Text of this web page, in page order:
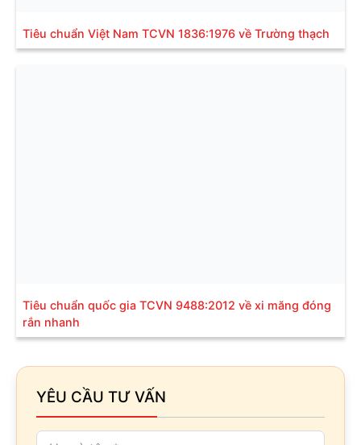
Tiêu chuẩn Việt Nam TCVN 1836:1976 về Trường thạch
Tiêu chuẩn quốc gia TCVN 9488:2012 về xi măng đóng
rắn nhanh
YÊU CẦU TƯ VẤN